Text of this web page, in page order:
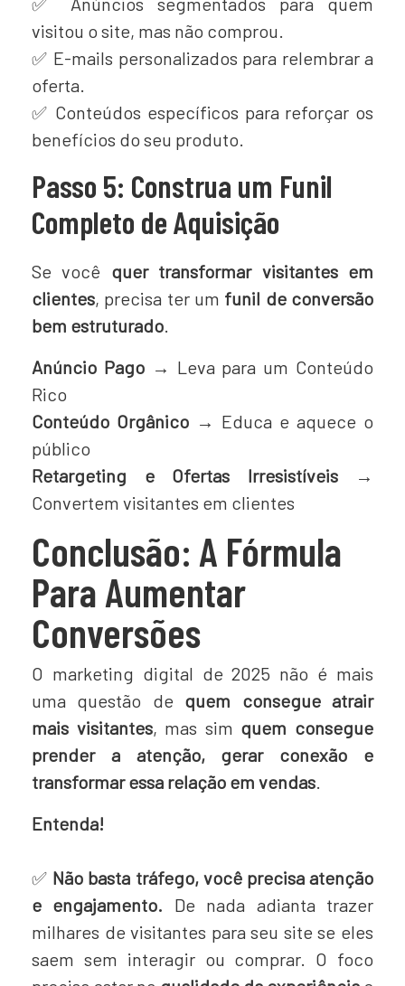
visitou o site, mas não comprou.
✅ E-mails personalizados para relembrar a
oferta.
✅ Conteúdos específicos para reforçar os
benefícios do seu produto.
Passo 5: Construa um Funil
Completo de Aquisição
Se você quer transformar visitantes em
clientes, precisa ter um funil de conversão
bem estruturado.
Anúncio Pago → Leva para um Conteúdo
Rico
Conteúdo Orgânico → Educa e aquece o
público
Retargeting e Ofertas Irresistíveis →
Convertem visitantes em clientes
Conclusão: A Fórmula
Para Aumentar
Conversões
O marketing digital de 2025 não é mais
uma questão de quem consegue atrair
mais visitantes, mas sim quem consegue
prender a atenção, gerar conexão e
transformar essa relação em vendas.
Entenda!
✅ Não basta tráfego, você precisa atenção
e engajamento. De nada adianta trazer
milhares de visitantes para seu site se eles
saem sem interagir ou comprar. O foco